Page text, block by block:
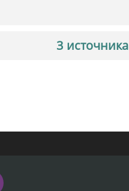
3 источника